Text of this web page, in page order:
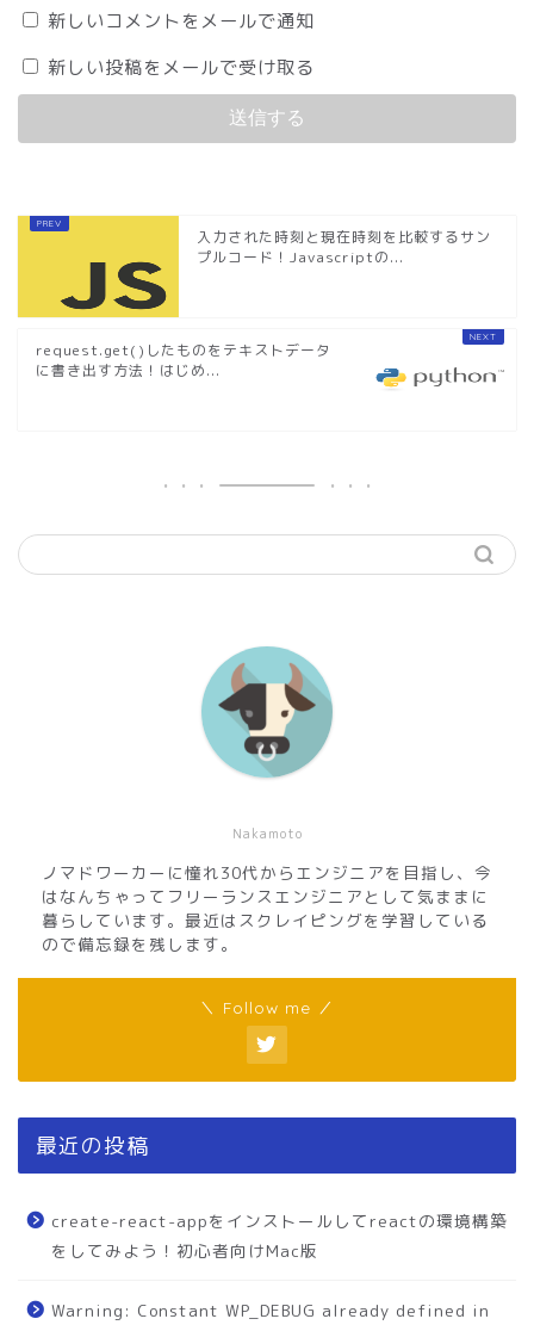
新しいコメントをメールで通知
新しい投稿をメールで受け取る
入力された時刻と現在時刻を比較するサン
プルコード！Javascriptの...
request.get()したものをテキストデータ
に書き出す方法！はじめ...
Nakamoto
ノマドワーカーに憧れ30代からエンジニアを目指し、今
はなんちゃってフリーランスエンジニアとして気ままに
暮らしています。最近はスクレイピングを学習している
ので備忘録を残します。
＼ Follow me ／
最近の投稿
create-react-appをインストールしてreactの環境構築
をしてみよう！初心者向けMac版
Warning: Constant WP_DEBUG already defined in